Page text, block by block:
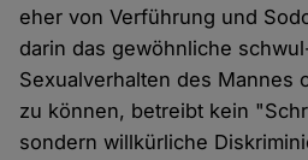
eher von Verführung und
darin das gewöhnliche
Sexualverhalten des Mannes
zu können, betreibt kein
sondern willkürliche